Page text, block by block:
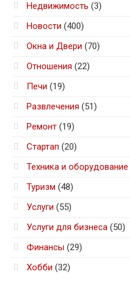
Недвижимость (3)
Новости (400)
Окна и Двери (70)
Отношения (22)
Печи (19)
Развлечения (51)
Ремонт (19)
Стартап (20)
Техника и оборудование
Туризм (48)
Услуги (55)
Услуги для бизнеса (50)
Финансы (29)
Хобби (32)